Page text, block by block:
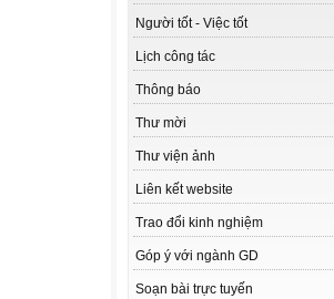
Người tốt - Việc tốt
Lịch công tác
Thông báo
Thư mời
Thư viện ảnh
Liên kết website
Trao đổi kinh nghiệm
Góp ý với ngành GD
Soạn bài trực tuyến